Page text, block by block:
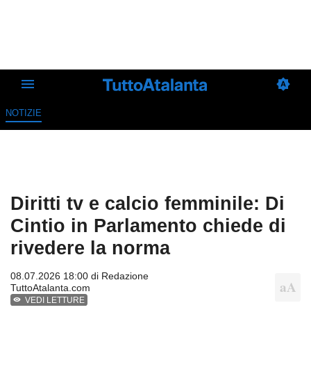
NOTIZIE
Diritti tv e calcio femminile: Di
Cintio in Parlamento chiede di
rivedere la norma
08.07.2026 18:00 di Redazione
TuttoAtalanta.com
VEDI LETTURE